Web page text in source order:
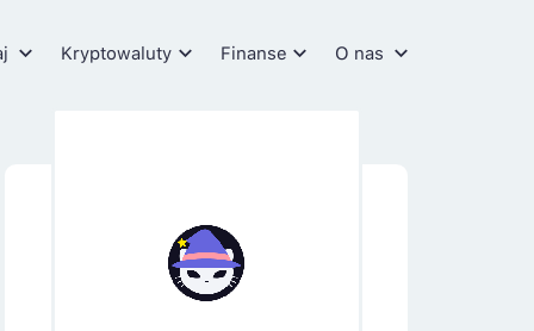
Kryptowaluty Finanse O nas